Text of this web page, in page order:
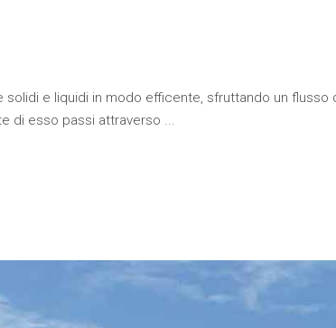
solidi e liquidi in modo efficente, sfruttando un
di esso passi attraverso